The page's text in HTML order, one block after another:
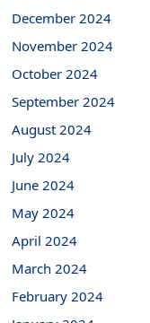
December 2024
November 2024
October 2024
September 2024
August 2024
July 2024
June 2024
May 2024
April 2024
March 2024
February 2024